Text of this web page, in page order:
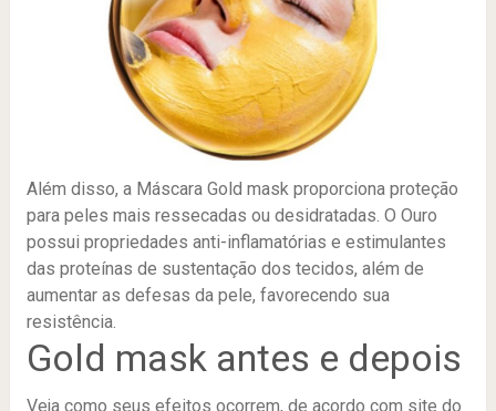
Além disso, a Máscara Gold mask proporciona proteção
para peles mais ressecadas ou desidratadas. O Ouro
possui propriedades anti-inflamatórias e estimulantes
das proteínas de sustentação dos tecidos, além de
aumentar as defesas da pele, favorecendo sua
resistência.
Gold mask antes e depois
Veja como seus efeitos ocorrem, de acordo com site do